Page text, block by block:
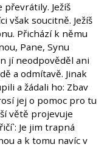
Ježíš
však soucitně. Ježíš
Přichází k němu
Pane, Synu
jí neodpověděl ani
a odmítavě. Jinak
a žádali ho: Zbav
jej o pomoc pro tu
větě projevuje
Je jim trapná
a k tomu navíc v